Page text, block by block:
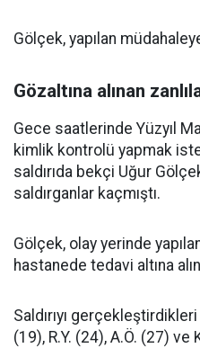
Gölçek, yapılan
Gözaltına alınan
Gece saatlerinde Yüzyıl
kimlik kontrolü yapmak
saldırıda bekçi Uğur
saldırganlar kaçmıştı.
Gölçek, olay yerinde
hastanede tedavi altına
Saldırıyı
(19), R.Y. (24), A.Ö. (27)